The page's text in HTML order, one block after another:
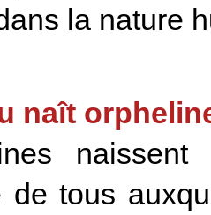
la nature
naît
de tous